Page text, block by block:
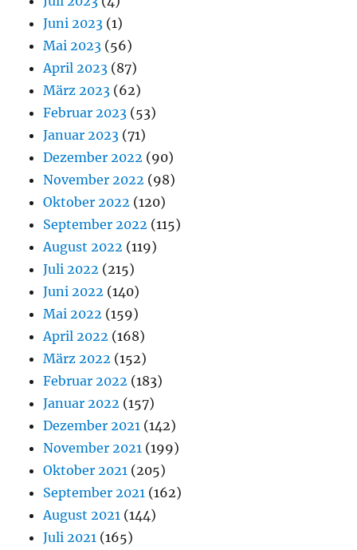
Juni 2023 (1)
Mai 2023 (56)
April 2023 (87)
März 2023 (62)
Februar 2023 (53)
Januar 2023 (71)
Dezember 2022 (90)
November 2022 (98)
Oktober 2022 (120)
September 2022 (115)
August 2022 (119)
Juli 2022 (215)
Juni 2022 (140)
Mai 2022 (159)
April 2022 (168)
März 2022 (152)
Februar 2022 (183)
Januar 2022 (157)
Dezember 2021 (142)
November 2021 (199)
Oktober 2021 (205)
September 2021 (162)
August 2021 (144)
Juli 2021 (165)